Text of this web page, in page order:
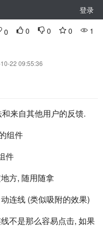
登录
0 0 0 0 1
22 09:55:36
来自其他用户的反馈.
组件
件
方, 随用随拿
连线 (类似吸附的效果)
不是那么容易点击, 如果